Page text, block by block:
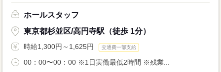
ホールスタッフ
東京都杉並区/高円寺駅（徒歩 1分）
時給1,300円～1,625円 交通費一部支給
00：00〜00：00 ※1日実働最低2時間 ※残業...